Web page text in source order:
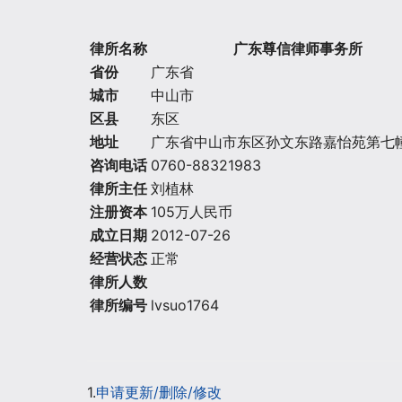
律所名称
广东尊信律师事务所
省份
广东省
城市
中山市
区县
东区
地址
广东省中山市东区孙文东路嘉怡苑第七
咨询电话 0760-88321983
律所主任 刘植林
注册资本 105万人民币
成立日期 2012-07-26
经营状态 正常
律所人数
律所编号 lvsuo1764
1.申请更新/删除/修改